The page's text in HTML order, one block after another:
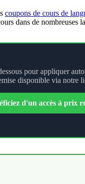
coupons de cours de
dans de nombreuses
pour appliquer
disponible via notre
d'un accès à prix